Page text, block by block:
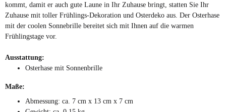
kommt, damit er auch gute Laune in Ihr Zuhause bringt, statten Sie Ihr
Zuhause mit toller Frühlings-Dekoration und Osterdeko aus. Der Osterhase
mit der coolen Sonnebrille bereitet sich mit Ihnen auf die warmen
Frühlingstage vor.
Ausstattung:
Osterhase mit Sonnenbrille
Maße:
Abmessung: ca. 7 cm x 13 cm x 7 cm